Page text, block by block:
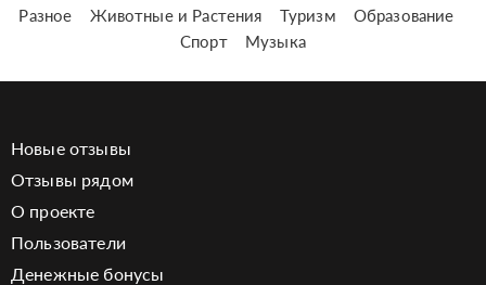
Разное
Животные и Растения Туризм
Образование
Спорт
Музыка
Новые отзывы
Отзывы рядом
О проекте
Пользователи
Денежные бонусы